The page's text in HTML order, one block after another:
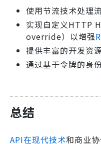
使用节流技术处理
实现自定义HTTP
override）以增强
提供丰富的开发资
通过基于令牌的身
总结
API在现代技术和商业